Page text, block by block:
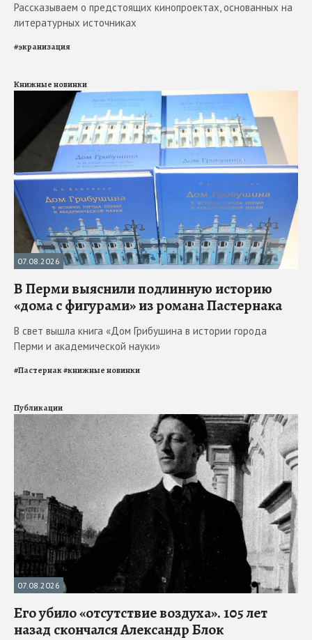
Рассказываем о предстоящих кинопроектах, основанных на
литературных источниках
#экранизация
Книжные новинки
07.08.2026
В Перми выяснили подлинную историю
«дома с фигурами» из романа Пастернака
В свет вышла книга «Дом Грибушина в истории города
Перми и академической науки»
#Пастернак#книжные новинки
Публикации
07.08.2026
Его убило «отсутствие воздуха». 105 лет
назад скончался Александр Блок